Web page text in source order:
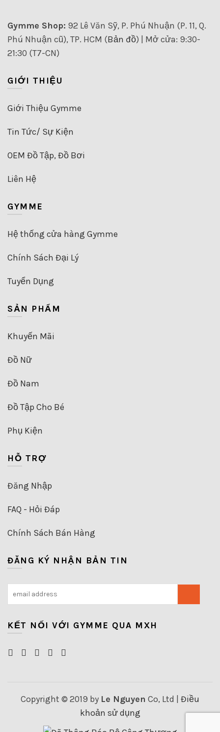
Gymme Shop: 92 Lê Văn Sỹ, P. Phú Nhuận (P. 11, Q.
Phú Nhuận cũ), TP. HCM (Bản đồ) | Mở cửa: 9:30-
21:30 (T7-CN)
GIỚI THIỆU
Giới Thiệu Gymme
Tin Tức/ Sự Kiện
OEM Đồ Tập, Đồ Bơi
Liên Hệ
GYMME
Hệ thống cửa hàng Gymme
Chính Sách Đại Lý
Tuyển Dụng
SẢN PHẨM
Khuyến Mãi
Đồ Nữ
Đồ Nam
Đồ Tập Cho Bé
Phụ Kiện
HỖ TRỢ
Đăng Nhập
FAQ - Hỏi Đáp
Chính Sách Bán Hàng
ĐĂNG KÝ NHẬN BẢN TIN
KẾT NỐI VỚI GYMME QUA MXH
Copyright © 2019 by Le Nguyen Co, Ltd | Điều
khoản sử dụng